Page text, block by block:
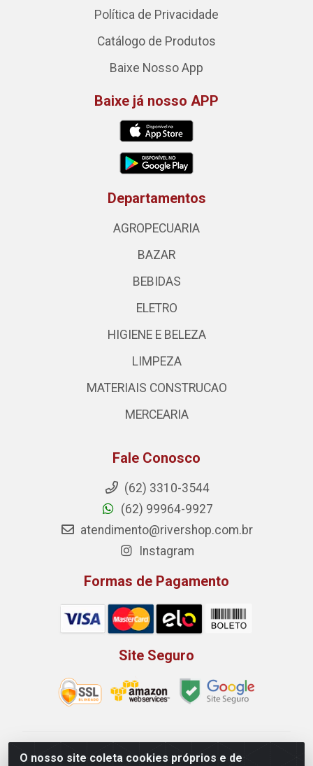
O nosso site coleta cookies próprios e de
Política de Privacidade
Catálogo de Produtos
Baixe Nosso App
Baixe já nosso APP
Departamentos
AGROPECUARIA
BAZAR
BEBIDAS
ELETRO
HIGIENE E BELEZA
LIMPEZA
MATERIAIS CONSTRUCAO
MERCEARIA
Fale Conosco
(62) 3310-3544
(62) 99964-9927
atendimento@rivershop.com.br
Instagram
Formas de Pagamento
Site Seguro
Rio Vermelho Distribuição de Alimentos LTDA - Rodovia